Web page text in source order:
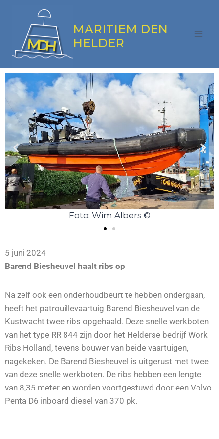
MARITIEM DEN
HELDER
Foto: Wim Albers ©
5 juni 2024
Barend Biesheuvel haalt ribs op
Na zelf ook een onderhoudbeurt te hebben ondergaan,
heeft het patrouillevaartuig Barend Biesheuvel van de
Kustwacht twee ribs opgehaald. Deze snelle werkboten
van het type RR 844 zijn door het Helderse bedrijf Work
Ribs Holland, tevens bouwer van beide vaartuigen,
nagekeken. De Barend Biesheuvel is uitgerust met twee
van deze snelle werkboten. De ribs hebben een lengte
van 8,35 meter en worden voortgestuwd door een Volvo
Penta D6 inboard diesel van 370 pk.